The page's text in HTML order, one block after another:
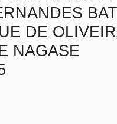
DE
NAGASE